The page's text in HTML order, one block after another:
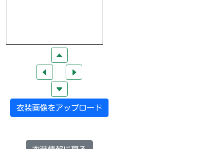
衣装画像をアップロード